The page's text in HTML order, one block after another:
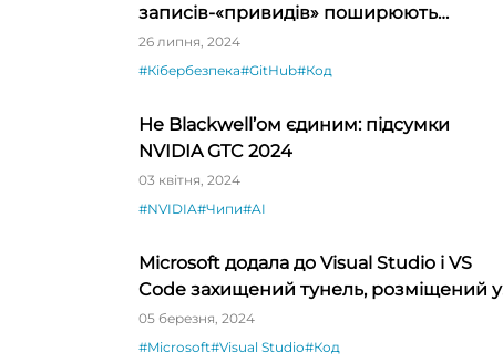
записів-«привидів» поширюють
зловмисне ПЗ на GitHub
26 липня, 2024
#Кібербезпека#GitHub#Код
Не Blackwell’ом єдиним: підсумки
NVIDIA GTC 2024
03 квітня, 2024
#NVIDIA#Чипи#AI
Microsoft додала до Visual Studio і VS
Code захищений тунель, розміщений у
хмарі, що спрощує тестування API
05 березня, 2024
#Microsoft#Visual Studio#Код